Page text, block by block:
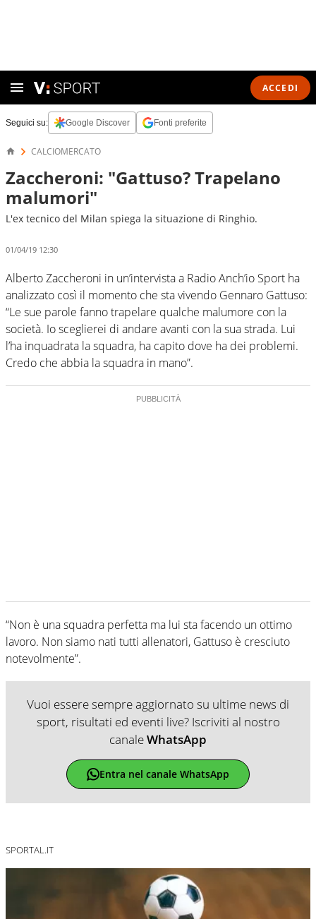
ACCEDI
Seguici su: Google Discover Fonti preferite
CALCIOMERCATO
Zaccheroni: "Gattuso? Trapelano
malumori"
L'ex tecnico del Milan spiega la situazione di Ringhio.
01/04/19 12:30
Alberto Zaccheroni in un’intervista a Radio Anch’io Sport ha
analizzato così il momento che sta vivendo Gennaro Gattuso:
“Le sue parole fanno trapelare qualche malumore con la
società. Io sceglierei di andare avanti con la sua strada. Lui
l’ha inquadrata la squadra, ha capito dove ha dei problemi.
Credo che abbia la squadra in mano”.
“Non è una squadra perfetta ma lui sta facendo un ottimo
lavoro. Non siamo nati tutti allenatori, Gattuso è cresciuto
notevolmente”.
Vuoi essere sempre aggiornato su ultime news di
sport, risultati ed eventi live? Iscriviti al nostro
canaleWhatsApp
Entra nel canale WhatsApp
SPORTAL.IT